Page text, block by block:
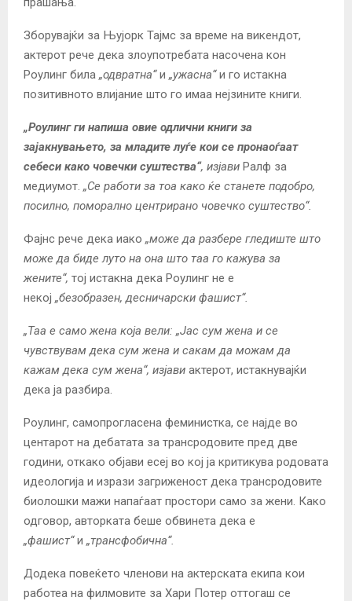
Зборувајќи за Њујорк Тајмс за време на викендот,
актерот рече дека злоупотребата насочена кон
Роулинг била „одвратна“и „ужасна“и го истакна
позитивното влијание што го имаа нејзините книги.
„Роулинг ги напиша овие одлични книги за
зајакнувањето, за младите луѓе кои се пронаоѓаат
себеси како човечки суштества“, изјави Ралф за
медиумот. „Се работи за тоа како ќе станете подобро,
посилно, поморално центрирано човечко суштество“.
Фајнс рече дека иако „може да разбере гледиште што
може да биде луто на она што таа го кажува за
жените“, тој истакна дека Роулинг не е
некој „безобразен, десничарски фашист“.
„Таа е само жена која вели: „Јас сум жена и се
чувствувам дека сум жена и сакам да можам да
кажам дека сум жена“, изјави актерот, истакнувајќи
дека ја разбира.
Роулинг, самопрогласена феминистка, се најде во
центарот на дебатата за трансродовите пред две
години, откако објави есеј во кој ја критикува родовата
идеологија и изрази загриженост дека трансродовите
биолошки мажи напаѓаат простори само за жени. Како
одговор, авторката беше обвинета дека е
„фашист“и „трансфобична“.
Додека повеќето членови на актерската екипа кои
работеа на филмовите за Хари Потер оттогаш се